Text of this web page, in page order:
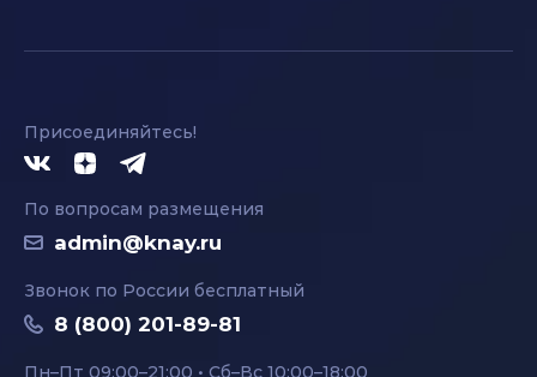
Присоединяйтесь!
По вопросам размещения
admin@knay.ru
Звонок по России бесплатный
8 (800) 201-89-81
Пн–Пт 09:00–21:00 • Сб–Вс 10:00–18:00